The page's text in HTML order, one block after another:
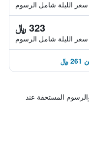
سعر الليلة شامل الرسوم
323 ﷼
سعر الليلة شامل الرسوم
المستحقة عند